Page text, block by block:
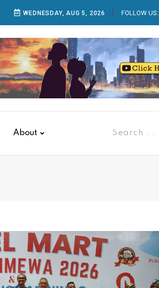
WEDNESDAY, AUG 5, 2026 FOLLOW US:
About